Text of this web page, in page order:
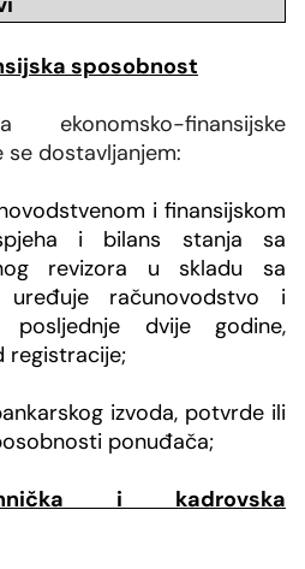
sposobnost
ekonomsko-finansijske
dostavljanjem:
i finansijskom
i bilans stanja sa
revizora u skladu sa
računovodstvo i
dvije godine,
registracije;
izvoda, potvrde ili
ponuđača;
i kadrovska